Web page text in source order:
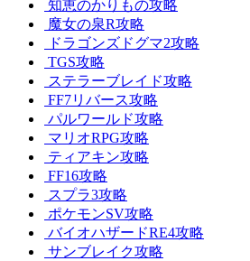
知恵のかりもの攻略
魔女の泉R攻略
ドラゴンズドグマ2攻略
TGS攻略
ステラーブレイド攻略
FF7リバース攻略
パルワールド攻略
マリオRPG攻略
ティアキン攻略
FF16攻略
スプラ3攻略
ポケモンSV攻略
バイオハザードRE4攻略
サンブレイク攻略